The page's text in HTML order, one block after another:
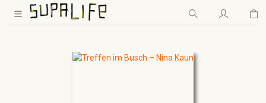
Zum Hauptinhalt springen